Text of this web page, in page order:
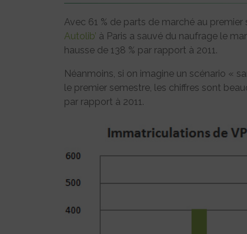
Avec 61 % de parts de marché au premier
Autolib’ à Paris a sauvé du naufrage le
hausse de 138 % par rapport à 2011.
Néanmoins, si on imagine un scénario «
le premier semestre, les chiffres sont
par rapport à 2011.